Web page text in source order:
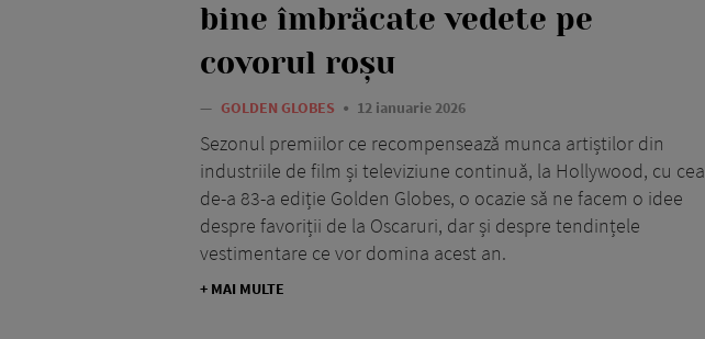
bine îmbrăcate vedete pe
covorul roșu
— GOLDEN GLOBES 12 ianuarie 2026
Sezonul premiilor ce recompensează munca artiștilor din
industriile de film și televiziune continuă, la Hollywood, cu cea
de-a 83-a ediție Golden Globes, o ocazie să ne facem o idee
despre favoriții de la Oscaruri, dar și despre tendințele
vestimentare ce vor domina acest an.
+ MAI MULTE